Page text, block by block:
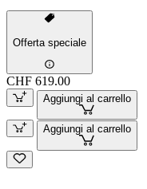
Offerta speciale
CHF 619.00
Aggiungi al carrello
Aggiungi al carrello